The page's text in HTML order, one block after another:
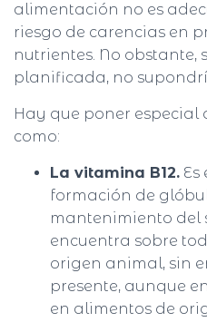
alimentación no es
riesgo de carencias en
nutrientes. No obstante,
planificada, no
Hay que poner
como:
La vitamina B12. Es
formación de
mantenimiento del
encuentra sobre
origen animal, sin
presente, aunque
en alimentos de